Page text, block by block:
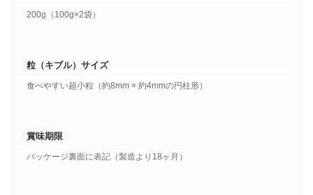
200g（100g×2袋）
粒（キブル）サイズ
食べやすい超小粒（約8mm × 約4mmの円柱形）
賞味期限
パッケージ裏面に表記（製造より18ヶ月）